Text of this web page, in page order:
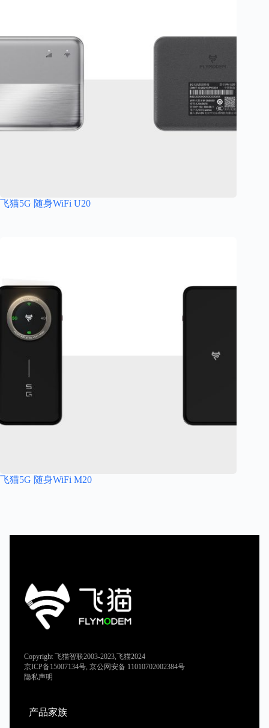
飞猫5G 随身WiFi U20
飞猫5G 随身WiFi M20
Copyright 飞猫智联2003-2023,飞猫2024
京ICP备15007134号, 京公网安备 11010702002384号
隐私声明
产品家族